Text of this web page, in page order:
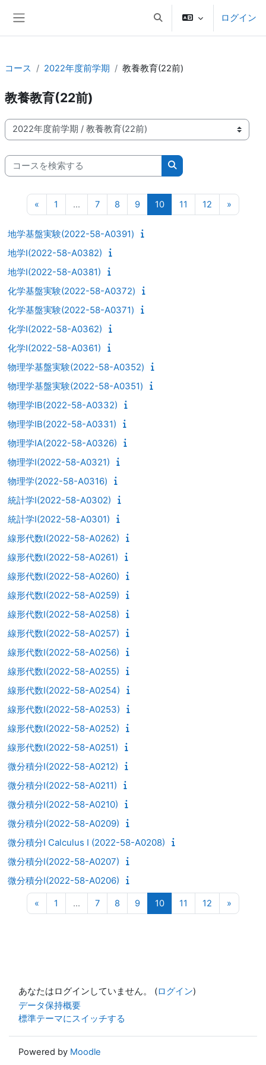
検索入力に切り替えるログイン
コース 2022年度前学期 教養教育(22前)
教養教育(22前)
コースカテゴリ
コースを検索する
コースを検索する
« 前のページ
1 ページ 1
… 7ページ 7
8 ページ 8
9ページ 9
10ページ 10
11 ページ 11
12 ページ 12
»
地学基盤実験(2022-58-A0391)
地学I(2022-58-A0382)
地学I(2022-58-A0381)
化学基盤実験(2022-58-A0372)
化学基盤実験(2022-58-A0371)
化学I(2022-58-A0362)
化学I(2022-58-A0361)
物理学基盤実験(2022-58-A0352)
物理学基盤実験(2022-58-A0351)
物理学IB(2022-58-A0332)
物理学IB(2022-58-A0331)
物理学IA(2022-58-A0326)
物理学I(2022-58-A0321)
物理学(2022-58-A0316)
統計学I(2022-58-A0302)
統計学I(2022-58-A0301)
線形代数I(2022-58-A0262)
線形代数I(2022-58-A0261)
線形代数I(2022-58-A0260)
線形代数I(2022-58-A0259)
線形代数I(2022-58-A0258)
線形代数I(2022-58-A0257)
線形代数I(2022-58-A0256)
線形代数I(2022-58-A0255)
線形代数I(2022-58-A0254)
線形代数I(2022-58-A0253)
線形代数I(2022-58-A0252)
線形代数I(2022-58-A0251)
微分積分I(2022-58-A0212)
微分積分I(2022-58-A0211)
微分積分I(2022-58-A0210)
微分積分I(2022-58-A0209)
微分積分I Calculus I (2022-58-A0208)
微分積分I(2022-58-A0207)
微分積分I(2022-58-A0206)
« 前のページ
1 ページ 1
… 7ページ 7
8 ページ 8
9ページ 9
10ページ 10
11 ページ 11
12 ページ 12
»
あなたはログインしていません。 (ログイン)
データ保持概要
標準テーマにスイッチする
Powered by Moodle